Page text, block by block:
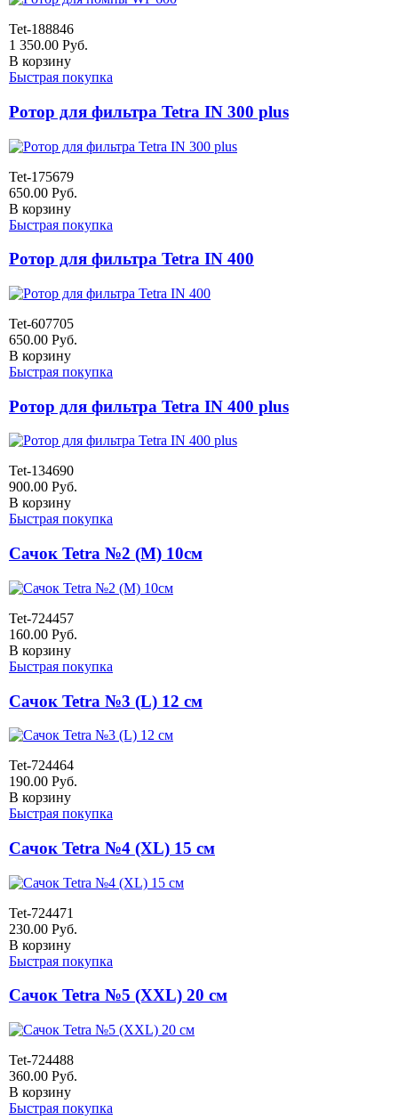
Tet-188846
1 350.00 Руб.
В корзину
Быстрая покупка
Ротор для фильтра Tetra IN 300 plus
Tet-175679
650.00 Руб.
В корзину
Быстрая покупка
Ротор для фильтра Tetra IN 400
Tet-607705
650.00 Руб.
В корзину
Быстрая покупка
Ротор для фильтра Tetra IN 400 plus
Tet-134690
900.00 Руб.
В корзину
Быстрая покупка
Сачок Tetra №2 (M) 10см
Tet-724457
160.00 Руб.
В корзину
Быстрая покупка
Сачок Tetra №3 (L) 12 см
Tet-724464
190.00 Руб.
В корзину
Быстрая покупка
Сачок Tetra №4 (XL) 15 см
Tet-724471
230.00 Руб.
В корзину
Быстрая покупка
Сачок Tetra №5 (XXL) 20 см
Tet-724488
360.00 Руб.
В корзину
Быстрая покупка